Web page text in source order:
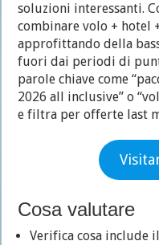
soluzioni interessanti.
combinare volo + hotel
approfittando della
fuori dai periodi di
parole chiave come
2026 all inclusive” o
e filtra per offerte last
Cosa valutare
Verifica cosa include